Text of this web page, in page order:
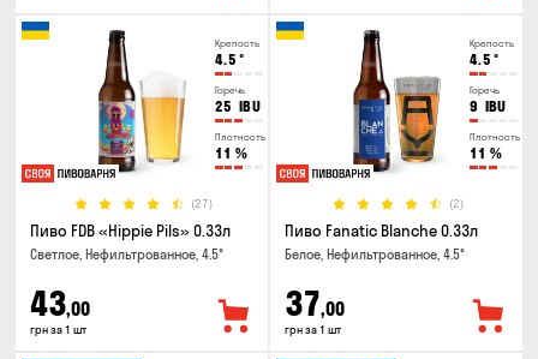
Крепость
4.5 °
Горечь
25 IBU
Плотность
11 %
(27)
Пиво FDB «Hippie Pils» 0.33л
Светлое, Нефильтрованное, 4.5°
43,00
грн за 1 шт
Крепость
4.5 °
Горечь
9 IBU
Плотность
11 %
(2)
Пиво Fanatic Blanche 0.33л
Белое, Нефильтрованное, 4.5°
37,00
грн за 1 шт